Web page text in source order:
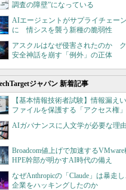
調査の障壁”になっている
AIエージェントがサプライチェー
に 情シスを襲う新種の脆弱性
アスクルはなぜ侵害されたのか
安全神話を崩す「例外」の正体
ジャパン 新着記事
【基本情報技術者試験】情報漏えい
ファイルを保護する「アクセス権
AIガバナンスに人文学が必要な理由
Broadcom値上げで加速する
HPE幹部が明かすAI時代の備え
なぜAnthropicの「Claude」は暴走
企業をハッキングしたのか